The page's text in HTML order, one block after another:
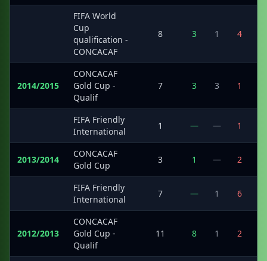
FIFA World
Cup
qualification -
CONCACAF
8 3 1 4
2014/2015
CONCACAF
Gold Cup -
Qualif
7 3 3 1
FIFA Friendly
International
1 — — 1
2013/2014
CONCACAF
Gold Cup
3 1 — 2
FIFA Friendly
International
7 — 1 6
2012/2013
CONCACAF
Gold Cup -
Qualif
11 8 1 2